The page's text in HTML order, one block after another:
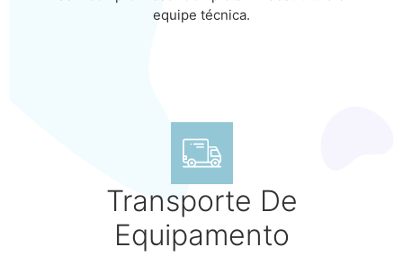
equipe técnica.
Transporte De
Equipamento